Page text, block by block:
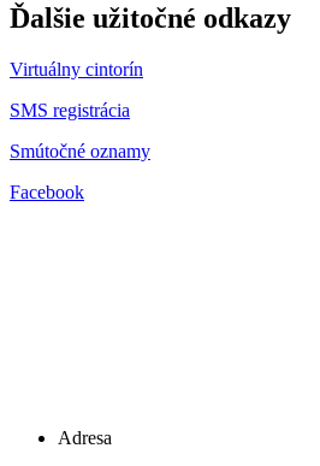
Ďalšie užitočné odkazy
Virtuálny cintorín
SMS registrácia
Smútočné oznamy
Facebook
Adresa